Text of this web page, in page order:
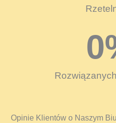
0
Opinie Klientów o Naszym